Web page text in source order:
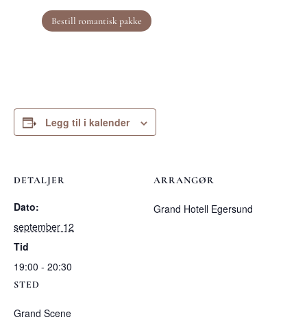
Bestill romantisk pakke
Legg til i kalender
DETALJER
Dato:
september 12
Tid
19:00 - 20:30
STED
Grand Scene
ARRANGØR
Grand Hotell Egersund